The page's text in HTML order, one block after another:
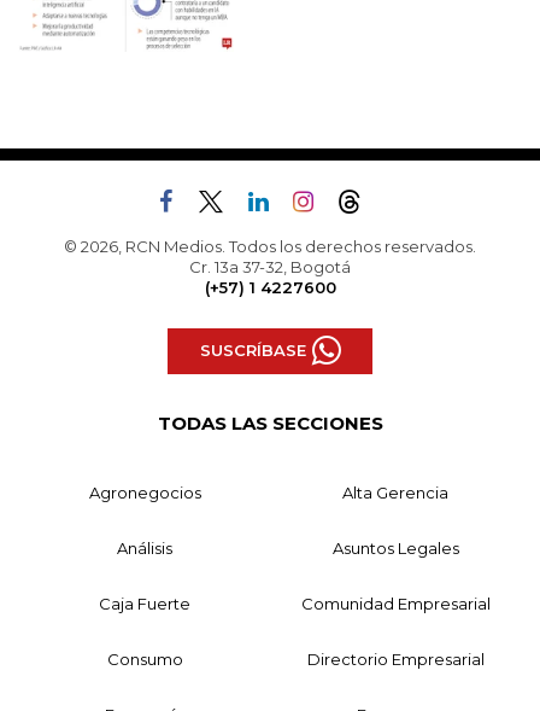
© 2026, RCN Medios. Todos los derechos reservados.
Cr. 13a 37-32, Bogotá
(+57) 1 4227600
SUSCRÍBASE
TODAS LAS SECCIONES
Agronegocios Alta Gerencia
Análisis Asuntos Legales
Caja Fuerte Comunidad Empresarial
Consumo Directorio Empresarial